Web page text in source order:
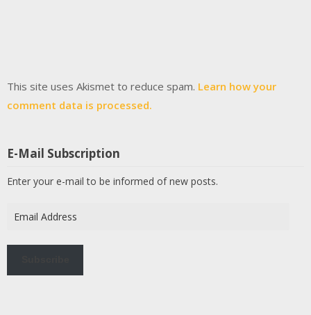
This site uses Akismet to reduce spam. Learn how your
comment data is processed.
E-Mail Subscription
Enter your e-mail to be informed of new posts.
Address